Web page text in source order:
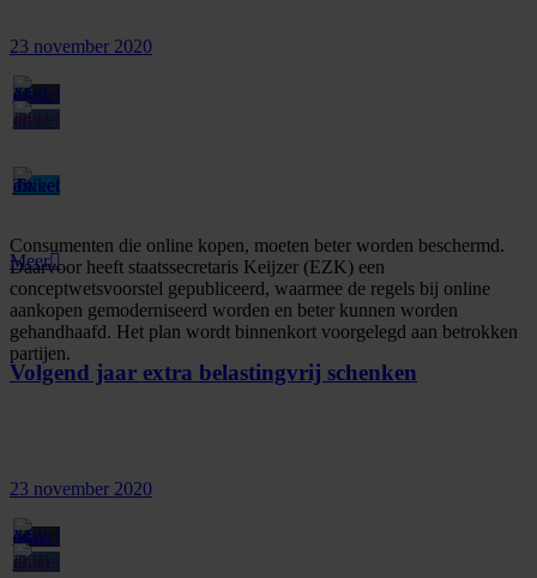
23 november 2020
Consumenten die online kopen, moeten beter worden beschermd.
Daarvoor heeft staatssecretaris Keijzer (EZK) een
conceptwetsvoorstel gepubliceerd, waarmee de regels bij online
aankopen gemoderniseerd worden en beter kunnen worden
gehandhaafd. Het plan wordt binnenkort voorgelegd aan betrokken
partijen.
Meer
Volgend jaar extra belastingvrij schenken
23 november 2020